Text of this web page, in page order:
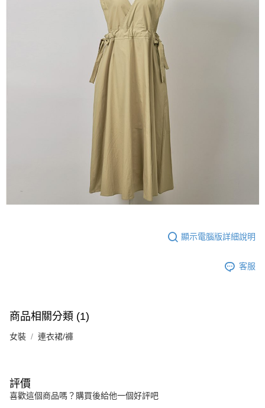
顯示電腦版詳細說明
客服
商品相關分類 (1)
女裝 連衣裙/褲
評價
喜歡這個商品嗎？購買後給他一個好評吧